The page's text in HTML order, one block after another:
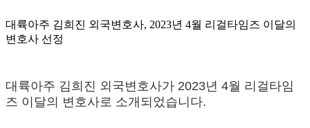
대륙아주 김희진 외국변호사, 2023년 4월 리걸타임즈 이달의
변호사 선정
대륙아주 김희진 외국변호사가 2023년 4월 리걸타임
즈 이달의 변호사로 소개되었습니다.